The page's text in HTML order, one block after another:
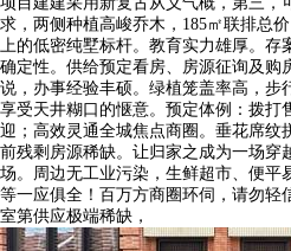
求，两侧种植高峻乔木，185㎡联排总
上的低密纯墅标杆。教育实力雄厚。存
确定性。供给预定看房、房源征询及购
说，办事经验丰硕。绿植笼盖率高，步
享受天井糊口的惬意。预定体例：拨打
迎；高效灵通全城焦点商圈。垂花席纹
前残剩房源稀缺。让归家之成为一场穿
场。周边无工业污染，生鲜超市、便平
等一应俱全！百万方商圈环伺，请勿轻
室第供应极端稀缺，